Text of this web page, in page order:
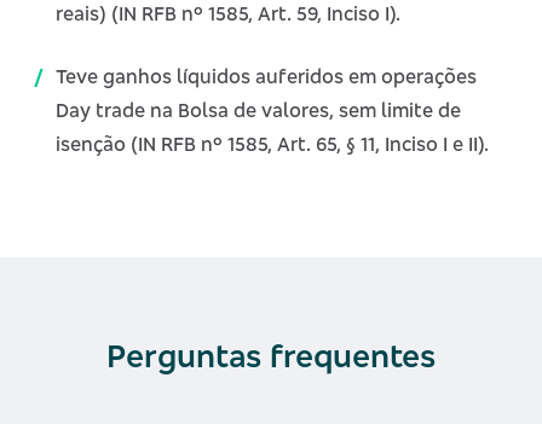
reais) (IN RFB nº 1585, Art. 59, Inciso I).
Teve ganhos líquidos auferidos em operações
Day trade na Bolsa de valores, sem limite de
isenção (IN RFB nº 1585, Art. 65, § 11, Inciso I e II).
Perguntas frequentes